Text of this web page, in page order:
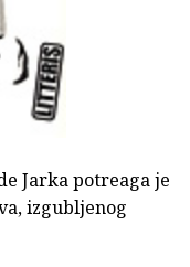
Jarka potreaga je
izgubljenog